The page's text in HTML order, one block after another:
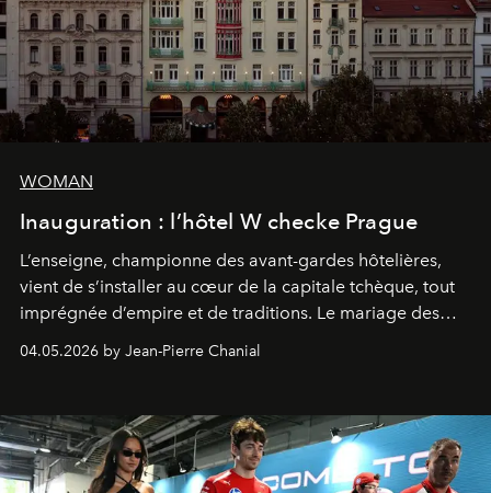
WOMAN
Inauguration : l’hôtel W checke Prague
L’enseigne, championne des avant-gardes hôtelières,
vient de s’installer au cœur de la capitale tchèque, tout
imprégnée d’empire et de traditions. Le mariage des
04.05.2026 by Jean-Pierre Chanial